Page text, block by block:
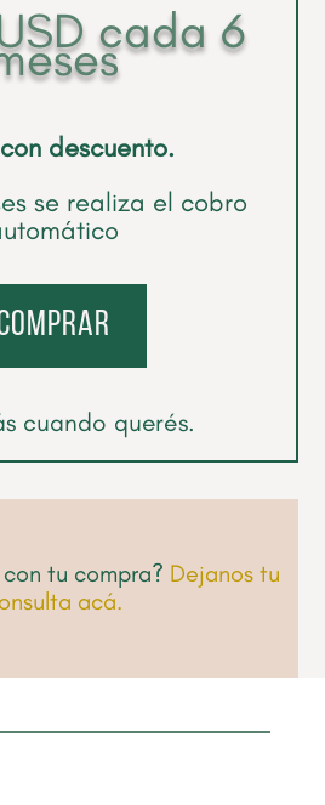
cada 6
descuento.
se realiza el cobro
cuando querés.
tu compra? Dejanos tu
acá.